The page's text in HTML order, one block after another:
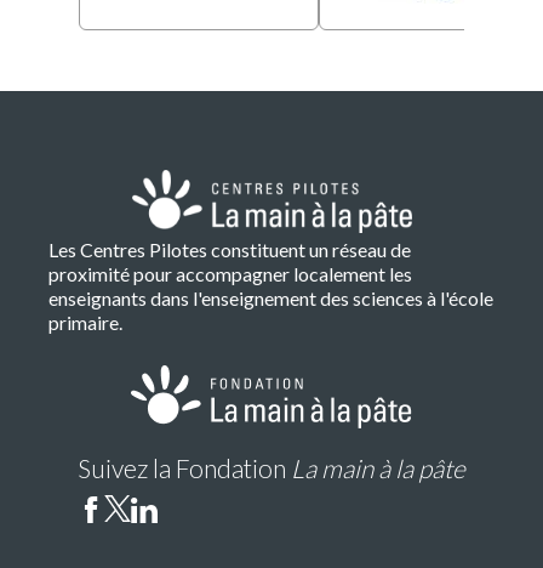
Les Centres Pilotes constituent un réseau de
proximité pour accompagner localement les
enseignants dans l'enseignement des sciences à l'école
primaire.
Suivez la Fondation La main à la pâte